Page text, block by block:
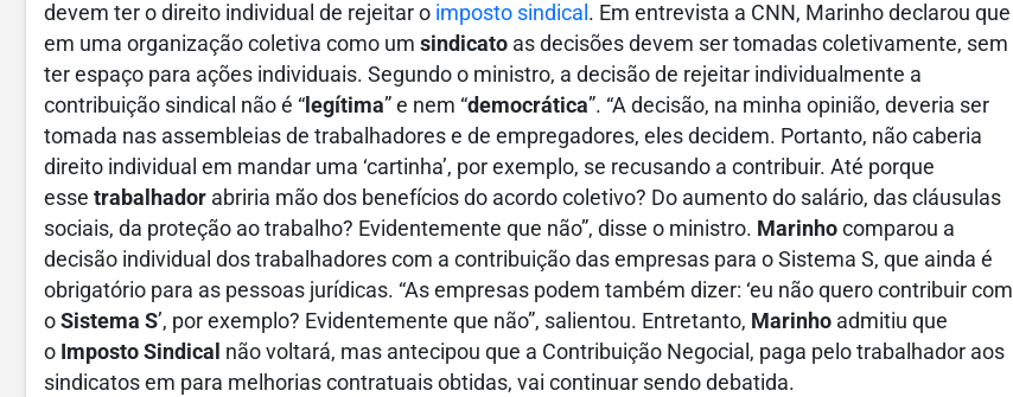
devem ter o direito individual de rejeitar o imposto sindical . Em entrevista a CNN, Marinho declarou que
em uma organização coletiva como um sindicato as decisões devem ser tomadas coletivamente, sem
ter espaço para ações individuais. Segundo o ministro, a decisão de rejeitar individualmente a
contribuição sindical não é “ legítima” e nem “democrática”. “A decisão, na minha opinião, deveria ser
tomada nas assembleias de trabalhadores e de empregadores, eles decidem. Portanto, não caberia
direito individual em mandar uma ‘cartinha’, por exemplo, se recusando a contribuir. Até porque
esse trabalhador abriria mão dos benefícios do acordo coletivo? Do aumento do salário, das cláusulas
sociais, da proteção ao trabalho? Evidentemente que não”, disse o ministro. Marinho comparou a
decisão individual dos trabalhadores com a contribuição das empresas para o Sistema S, que ainda é
obrigatório para as pessoas jurídicas. “As empresas podem também dizer: ‘eu não quero contribuir com
o Sistema S’, por exemplo? Evidentemente que não”, salientou. Entretanto, Marinho admitiu que
o Imposto Sindical não voltará, mas antecipou que a Contribuição Negocial, paga pelo trabalhador aos
sindicatos em para melhorias contratuais obtidas, vai continuar sendo debatida.